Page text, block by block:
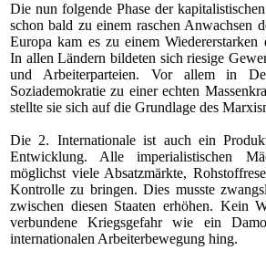
Die nun folgende Phase der
schon bald zu einem raschen Anwachsen
Europa kam es zu einem Wiedererstarken
In allen Ländern bildeten sich riesige
und Arbeiterparteien. Vor allem in
Soziademokratie zu einer echten
stellte sie sich auf die Grundlage des
Die 2. Internationale ist auch ein
Entwicklung. Alle imperialistischen
möglichst viele Absatzmärkte,
Kontrolle zu bringen. Dies musste
zwischen diesen Staaten erhöhen. Kein
verbundene Kriegsgefahr wie ein
internationalen Arbeiterbewegung hing.